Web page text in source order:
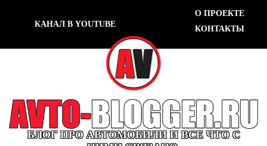
КАНАЛ В YOUTUBE
О ПРОЕКТЕ
КОНТАКТЫ
БЛОГ ПРО АВТОМОБИЛИ И ВСЕ ЧТО С